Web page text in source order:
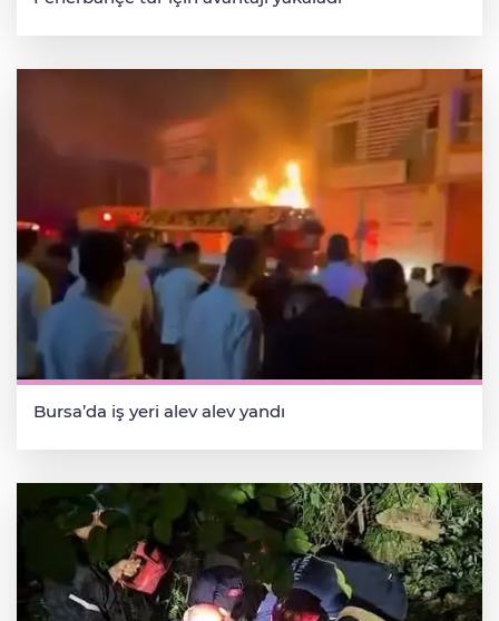
Bursa’da iş yeri alev alev yandı